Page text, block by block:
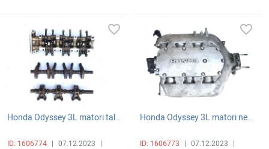
Honda Odyssey 3L matori talkatel
ID: 1606774 07.12.2023
favorite_border
Honda Odyssey 3L matori neracman kalektr
ID: 1606773 07.12.2023
favorite_border